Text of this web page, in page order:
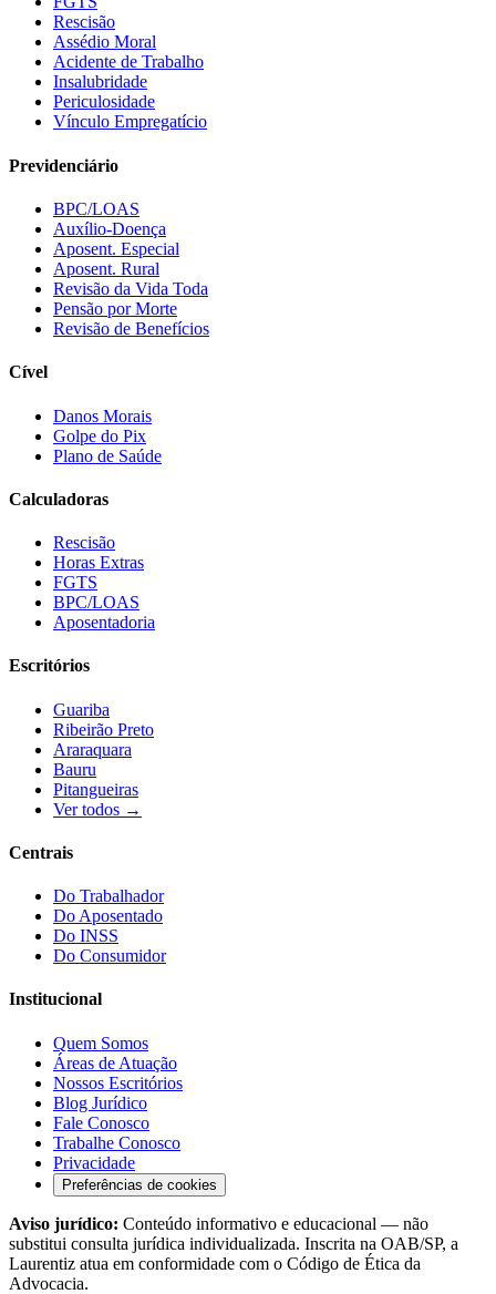
Rescisão
Assédio Moral
Acidente de Trabalho
Insalubridade
Periculosidade
Vínculo Empregatício
Previdenciário
BPC/LOAS
Auxílio-Doença
Aposent. Especial
Aposent. Rural
Revisão da Vida Toda
Pensão por Morte
Revisão de Benefícios
Cível
Danos Morais
Golpe do Pix
Plano de Saúde
Calculadoras
Rescisão
Horas Extras
FGTS
BPC/LOAS
Aposentadoria
Escritórios
Guariba
Ribeirão Preto
Araraquara
Bauru
Pitangueiras
Ver todos →
Centrais
Do Trabalhador
Do Aposentado
Do INSS
Do Consumidor
Institucional
Quem Somos
Áreas de Atuação
Nossos Escritórios
Blog Jurídico
Fale Conosco
Trabalhe Conosco
Privacidade
Preferências de cookies
Aviso jurídico: Conteúdo informativo e educacional — não
substitui consulta jurídica individualizada. Inscrita na OAB/SP, a
Laurentiz atua em conformidade com o Código de Ética da
Advocacia.